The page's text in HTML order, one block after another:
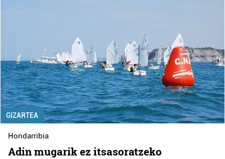
GIZARTEA
Hondarribia
Adin mugarik ez itsasoratzeko